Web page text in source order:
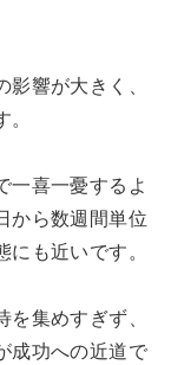
響が大きく、
一喜一憂するよ
から数週間単位
も近いです。
集めすぎず、
成功への近道で